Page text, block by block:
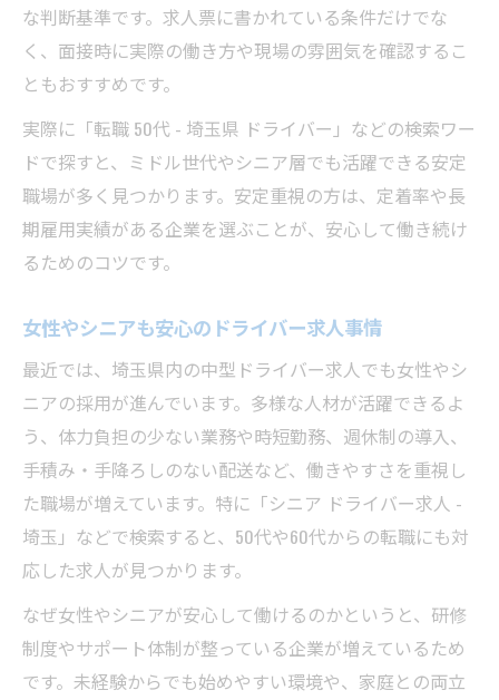
な判断基準です。求人票に書かれている条件だけでな
く、面接時に実際の働き方や現場の雰囲気を確認するこ
ともおすすめです。
実際に「転職 50代 - 埼玉県 ドライバー」などの検索ワー
ドで探すと、ミドル世代やシニア層でも活躍できる安定
職場が多く見つかります。安定重視の方は、定着率や長
期雇用実績がある企業を選ぶことが、安心して働き続け
るためのコツです。
女性やシニアも安心のドライバー求人事情
最近では、埼玉県内の中型ドライバー求人でも女性やシ
ニアの採用が進んでいます。多様な人材が活躍できるよ
う、体力負担の少ない業務や時短勤務、週休制の導入、
手積み・手降ろしのない配送など、働きやすさを重視し
た職場が増えています。特に「シニア ドライバー求人 -
埼玉」などで検索すると、50代や60代からの転職にも対
応した求人が見つかります。
なぜ女性やシニアが安心して働けるのかというと、研修
制度やサポート体制が整っている企業が増えているため
です。未経験からでも始めやすい環境や、家庭との両立